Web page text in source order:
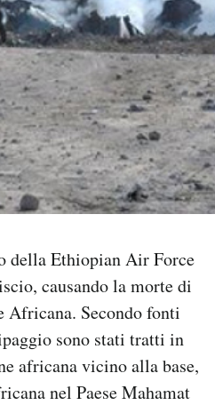
della Ethiopian Air Force
causando la morte di
Africana. Secondo fonti
sono stati tratti in
africana vicino alla base,
nel Paese Mahamat